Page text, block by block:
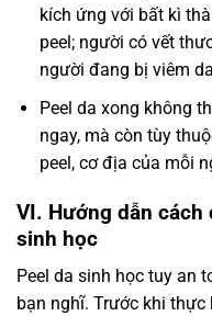
kích ứng với bất kì
peel; người có vết
người đang bị viêm
Peel da xong không
ngay, mà còn tùy
peel, cơ địa của mỗi
VI. Hướng dẫn cách
sinh học
Peel da sinh học tuy an
bạn nghĩ. Trước khi